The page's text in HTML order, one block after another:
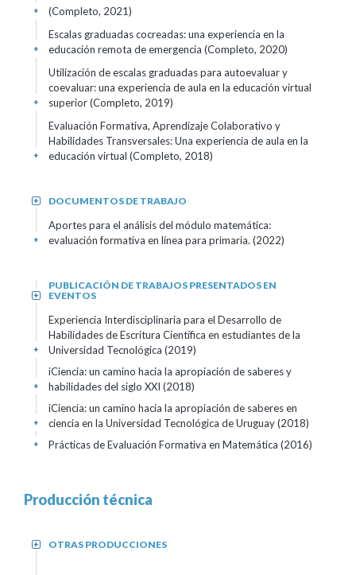
(Completo, 2021)
+
Escalas graduadas cocreadas: una experiencia en la
educación remota de emergencia (Completo, 2020)
+
Utilización de escalas graduadas para autoevaluar y
coevaluar: una experiencia de aula en la educación virtual
superior (Completo, 2019)
+
Evaluación Formativa, Aprendizaje Colaborativo y
Habilidades Transversales: Una experiencia de aula en la
educación virtual (Completo, 2018)
+
DOCUMENTOS DE TRABAJO
+
Aportes para el análisis del módulo matemática:
evaluación formativa en línea para primaria. (2022)
+
PUBLICACIÓN DE TRABAJOS PRESENTADOS EN
EVENTOS
+
Experiencia Interdisciplinaria para el Desarrollo de
Habilidades de Escritura Científica en estudiantes de la
Universidad Tecnológica (2019)
+
iCiencia: un camino hacia la apropiación de saberes y
habilidades del siglo XXI (2018)
+
iCiencia: un camino hacia la apropiación de saberes en
ciencia en la Universidad Tecnológica de Uruguay (2018)
+
Prácticas de Evaluación Formativa en Matemática (2016)
+
Producción técnica
OTRAS PRODUCCIONES
+